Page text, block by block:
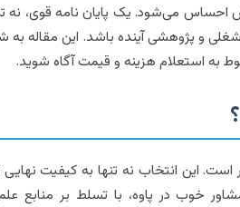
احساس می‌شود. یک پایان نامه قوی، نه
و پژوهشی آینده باشد. این مقاله به
به استعلام هزینه و قیمت آگاه شوید.
است. این انتخاب نه تنها به کیفیت نهایی
خوب در پاوه، با تسلط بر منابع